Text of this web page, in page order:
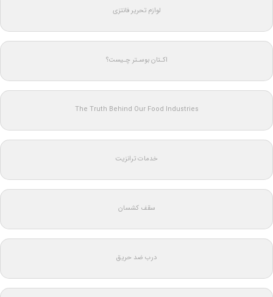
لوازم تحریر فانتزی
اکـتان بوسـتر چـیست؟
The Truth Behind Our Food Industries
خدمات ترانزیت
سقف کشسان
درب ضد حریق